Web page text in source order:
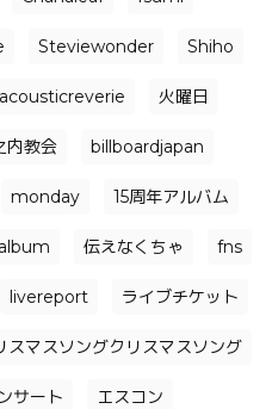
Steviewonder Shiho
acousticreverie 火曜日
内教会 billboardjapan
monday 15周年アルバム
伝えなくちゃ fns
livereport ライブチケット
スマスソングクリスマスソング
サート エスコン